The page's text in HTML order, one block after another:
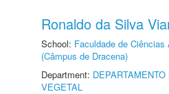
Ronaldo da Silva
School: Faculdade de
(Câmpus de Dracena)
Department:
VEGETAL